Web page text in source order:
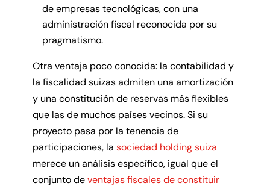
de empresas tecnológicas, con una
administración fiscal reconocida por su
pragmatismo.
Otra ventaja poco conocida: la contabilidad y
la fiscalidad suizas admiten una amortización
y una constitución de reservas más flexibles
que las de muchos países vecinos. Si su
proyecto pasa por la tenencia de
participaciones, la sociedad holding suiza
merece un análisis específico, igual que el
conjunto deventajas fiscales de constituir